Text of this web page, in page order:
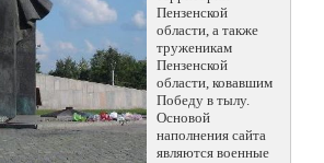
Пензенской
области, а также
труженикам
Пензенской
области, ковавшим
Победу в тылу.
Основой
наполнения сайта
являются военные